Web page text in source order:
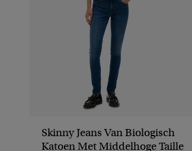
Skinny Jeans Van Biologisch
Katoen Met Middelhoge Taille